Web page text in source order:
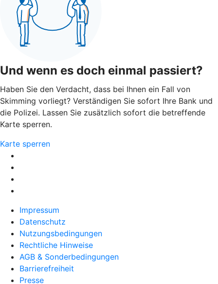
Und wenn es doch einmal passiert?
Haben Sie den Verdacht, dass bei Ihnen ein Fall von
Skimming vorliegt? Verständigen Sie sofort Ihre Bank und
die Polizei. Lassen Sie zusätzlich sofort die betreffende
Karte sperren.
Karte sperren
Impressum
Datenschutz
Nutzungsbedingungen
Rechtliche Hinweise
AGB & Sonderbedingungen
Barrierefreiheit
Presse